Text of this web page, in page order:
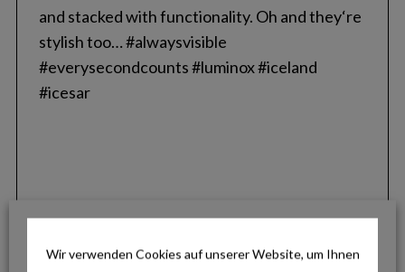
r
f
o
Wir verwenden Cookies auf unserer Website, um Ihnen